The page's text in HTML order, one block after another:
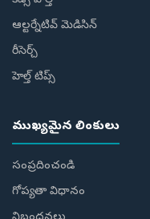
ఆల్టర్నేటివ్ మెడిసిన్
రీసెర్చ్
హెల్త్‌ టిప్స్‌
ముఖ్యమైన లింకులు
సంప్రదించండి
గోప్యతా విధానం